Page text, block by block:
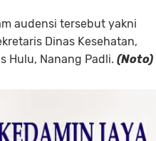
audensi tersebut yakni
Dinas Kesehatan,
Hulu, Nanang Padli. (Noto)